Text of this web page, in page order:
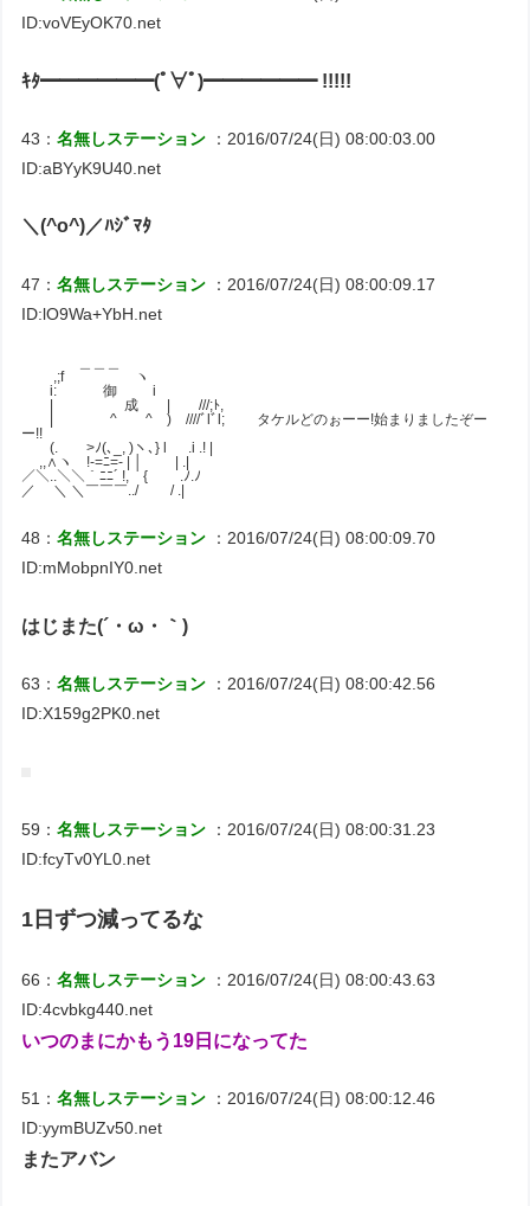
ID:voVEyOK70.net
ｷﾀ━━━━━━(ﾟ∀ﾟ)━━━━━━ !!!!!
43：名無しステーション
：2016/07/24(日) 08:00:03.00
ID:aBYyK9U40.net
＼(^o^)／ﾊｼﾞﾏﾀ
47：名無しステーション
：2016/07/24(日) 08:00:09.17
ID:lO9Wa+YbH.net
,;f ヽ
i: 御 i
| 成 | ///;ﾄ,
| ^ ^ ) ////ﾞlﾞl; タケルどのぉーー!始まりましたぞー
ー!!
(. >ﾉ(､_, )ヽ､} l .i .! |
,,∧ヽ !-=ﾆ=- | │ | .|
／＼..＼＼｀ﾆﾆ´ !, { .ﾉ.ﾉ
／ ＼ ＼￣￣￣../ / .|
48：名無しステーション
：2016/07/24(日) 08:00:09.70
ID:mMobpnIY0.net
はじまた(´・ω・｀)
63：名無しステーション
：2016/07/24(日) 08:00:42.56
ID:X159g2PK0.net
59：名無しステーション
：2016/07/24(日) 08:00:31.23
ID:fcyTv0YL0.net
1日ずつ減ってるな
66：名無しステーション
：2016/07/24(日) 08:00:43.63
ID:4cvbkg440.net
いつのまにかもう19日になってた
51：名無しステーション
：2016/07/24(日) 08:00:12.46
ID:yymBUZv50.net
またアバン